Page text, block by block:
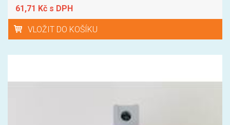
61,71 Kč s DPH
VLOŽIT DO KOŠÍKU